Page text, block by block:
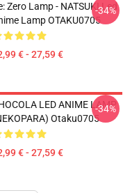
Zero Lamp - NATSUKI Led
Lamp OTAKU0705
€ - 27,59 €
-34%
LED ANIME LAMP
Otaku0705
€ - 27,59 €
-34%